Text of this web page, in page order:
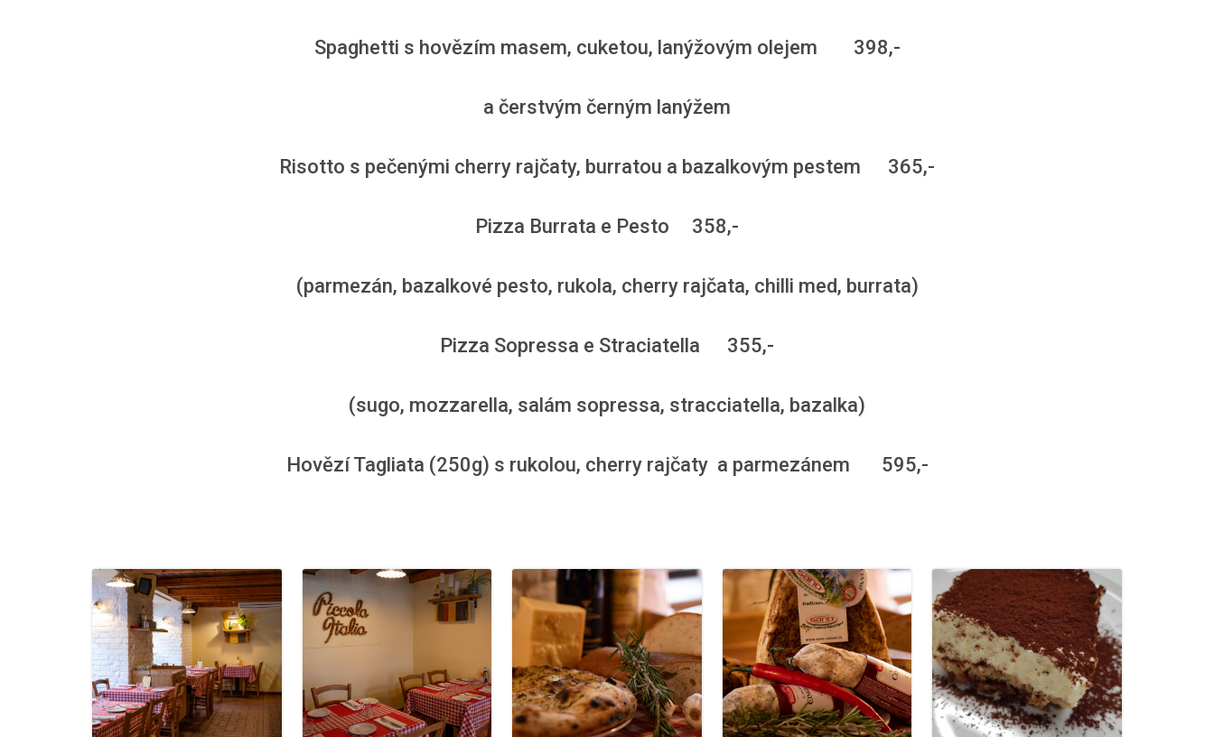
Spaghetti s hovězím masem, cuketou, lanýžovým olejem 398,-
a čerstvým černým lanýžem
Risotto s pečenými cherry rajčaty, burratou a bazalkovým pestem 365,-
Pizza Burrata e Pesto 358,-
(parmezán, bazalkové pesto, rukola, cherry rajčata, chilli med, burrata)
Pizza Sopressa e Straciatella 355,-
(sugo, mozzarella, salám sopressa, stracciatella, bazalka)
Hovězí Tagliata (250g) s rukolou, cherry rajčaty a parmezánem 595,-